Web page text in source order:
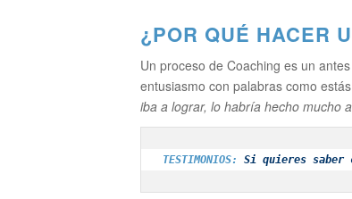
¿POR QUÉ HACER
Un proceso de Coaching es un
entusiasmo con palabras como
iba a lograr, lo habría hecho mucho
TESTIMONIOS: Si quieres saber